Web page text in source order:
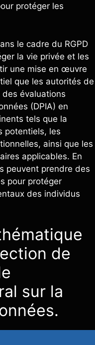
protéger les
le cadre du RGPD
la vie privée et les
une mise en œuvre
que les autorités de
évaluations
(DPIA) en
tels que la
potentiels, les
ainsi que les
applicables. En
peuvent prendre des
pour protéger
des individus
de
sur la